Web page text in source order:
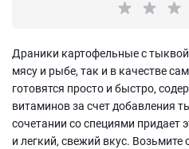
Драники картофельные с
мясу и рыбе, так и в качестве
готовятся просто и быстро,
витаминов за счет добавления
сочетании со специями придает
и легкий, свежий вкус. Возьмите